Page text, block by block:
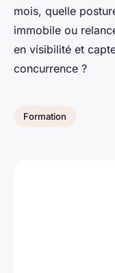
mois, quelle
immobile ou
en visibilité et
concurrence ?
Formation